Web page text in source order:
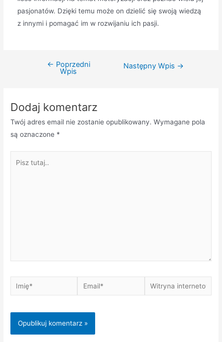
pasjonatów. Dzięki temu może on dzielić się swoją wiedzą
z innymi i pomagać im w rozwijaniu ich pasji.
Nawigacja
← Poprzedni
Wpis
Następny Wpis →
Dodaj komentarz
Twój adres email nie zostanie opublikowany. Wymagane pola
są oznaczone *
Imię* Email*
Witryna
internetowa